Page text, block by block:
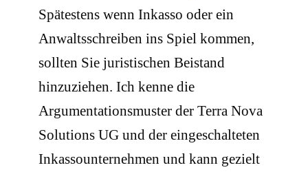
Spätestens wenn Inkasso oder ein
Anwaltsschreiben ins Spiel kommen,
sollten Sie juristischen Beistand
hinzuziehen. Ich kenne die
Argumentationsmuster der Terra Nova
Solutions UG und der eingeschalteten
Inkassounternehmen und kann gezielt